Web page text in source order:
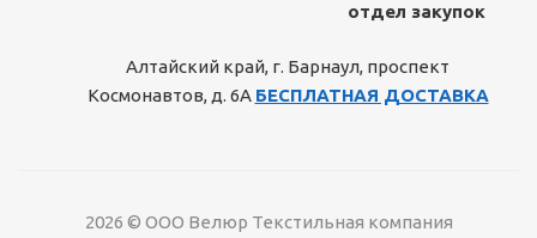
отдел закупок
Алтайский край, г. Барнаул, проспект
Космонавтов, д. 6А БЕСПЛАТНАЯ ДОСТАВКА
2026 © ООО Велюр Текстильная компания